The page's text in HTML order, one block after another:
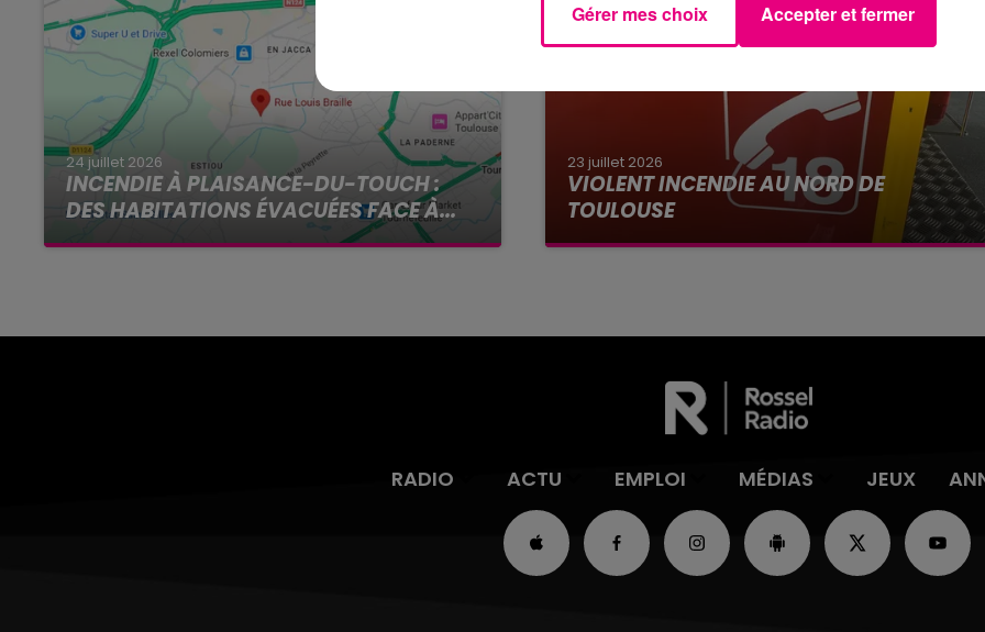
24 juillet 2026
INCENDIE À PLAISANCE-DU-TOUCH :
DES HABITATIONS ÉVACUÉES FACE À...
Alors que la Haute-Garonne est en vigilance
23 juillet 2026
VIOLENT INCENDIE AU NORD DE
TOULOUSE
La Haute-Garonne sera placé en alerte rouge
15h00 - 16h00
Le best-of Team de l'Aprèm
16h00 - 19h00
La Team de l'Aprem
RADIO ACTU EMPLOI MÉDIAS JEUX
Gérer mes choix Accepter et fermer